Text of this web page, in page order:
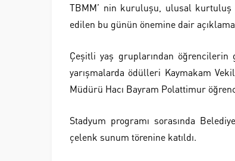
TBMM’ nin kuruluşu, ulusal kurtuluş
edilen bu günün önemine dair
Çeşitli yaş gruplarından öğrencilerin
yarışmalarda ödülleri Kaymakam
Müdürü Hacı Bayram Polattimur
Stadyum programı sorasında
çelenk sunum törenine katıldı.